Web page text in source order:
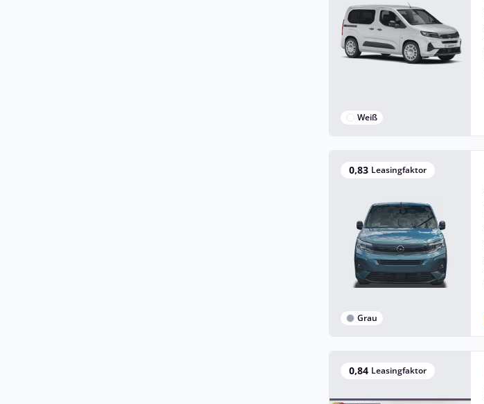
Weiß
0,83 Leasingfaktor
Grau
0,84 Leasingfaktor